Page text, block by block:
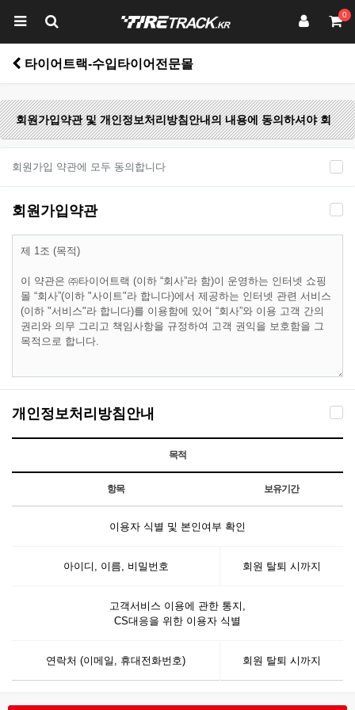
0
타이어트랙-수입타이어전문몰
회원가입약관 및 개인정보처리방침안내의 내용에 동의하셔야 회
회원가입 약관에 모두 동의합니다
회원가입약관
개인정보처리방침안내
목적
항목 보유기간
이용자 식별 및 본인여부 확인
아이디, 이름, 비밀번호 회원 탈퇴 시까지
고객서비스 이용에 관한 통지,
CS대응을 위한 이용자 식별
연락처 (이메일, 휴대전화번호) 회원 탈퇴 시까지